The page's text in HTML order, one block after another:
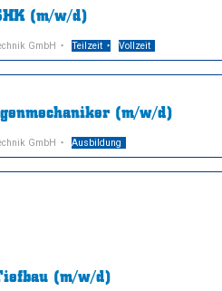
(m/w/d)
GmbH Teilzeit Vollzeit
(m/w/d)
GmbH Ausbildung
(m/w/d)